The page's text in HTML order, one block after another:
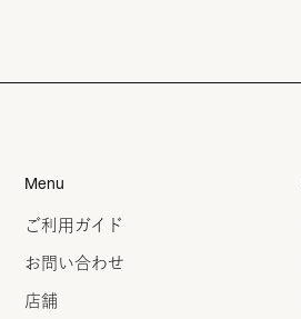
Menu
ご利用ガイド
お問い合わせ
店舗